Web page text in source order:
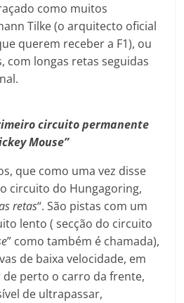
como muitos
Tilke (o arquitecto oficial
querem receber a F1), ou
com longas retas seguidas
circuito permanente
Mouse”
que como uma vez disse
circuito do Hungagoring,
retas“. São pistas com um
lento ( secção do circuito
” como também é chamada),
de baixa velocidade, em
de perto o carro da frente,
de ultrapassar,